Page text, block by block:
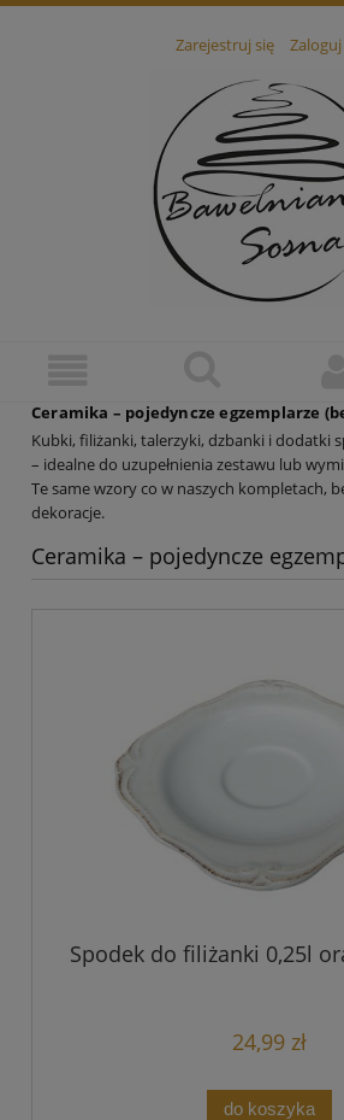
Zarejestruj się Zaloguj
Ceramika – pojedyncze egzemplarze
Kubki, filiżanki, talerzyki, dzbanki i dodatki
– idealne do uzupełnienia zestawu lub
Te same wzory co w naszych kompletach,
dekoracje.
Ceramika – pojedyncze
Spodek do filiżanki 0,25l
24,99 zł
do koszyka